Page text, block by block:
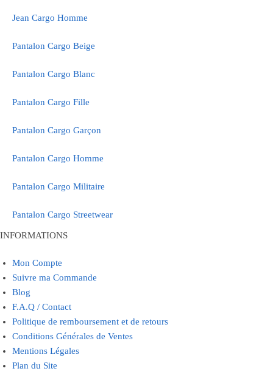
produit
Jean Cargo Homme
Pantalon Cargo Beige
Pantalon Cargo Blanc
Pantalon Cargo Fille
Pantalon Cargo Garçon
Pantalon Cargo Homme
Pantalon Cargo Militaire
Pantalon Cargo Streetwear
INFORMATIONS
Mon Compte
Suivre ma Commande
Blog
F.A.Q / Contact
Politique de remboursement et de retours
Conditions Générales de Ventes
Mentions Légales
Plan du Site